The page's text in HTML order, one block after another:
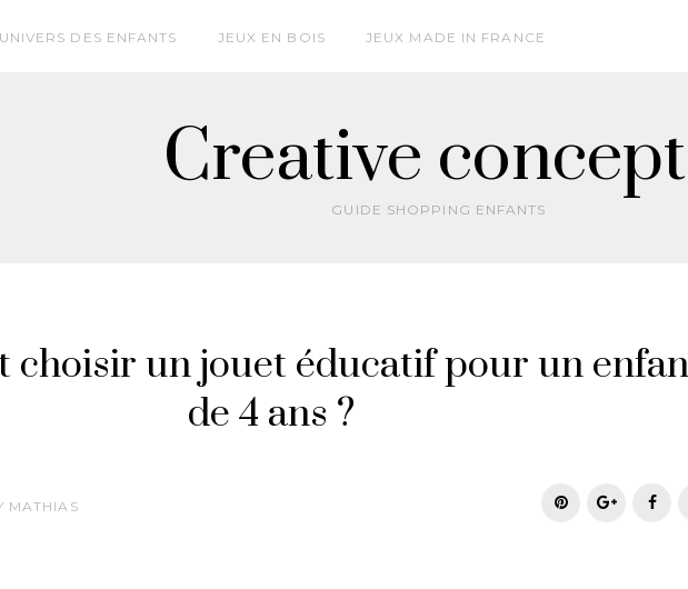
UNIVERS DES ENFANTS JEUX EN BOIS JEUX MADE IN FRANCE
Creative
GUIDE SHOPPING ENFANTS
choisir un jouet éducatif pour un
de 4 ans ?
MATHIAS